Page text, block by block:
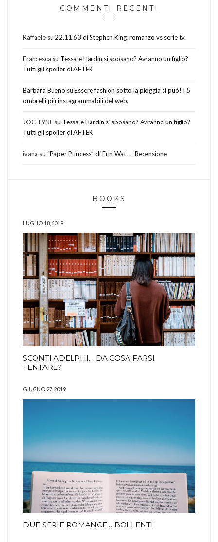
COMMENTI RECENTI
Raffaele su 22.11.63 di Stephen King: romanzo vs serie tv.
Francesca su Tessa e Hardin si sposano? Avranno un figlio?
Tutti gli spoiler di AFTER
Barbara Bueno su Essere fashion sotto la pioggia si può! I 5
ombrelli più instagrammabili del web.
JOCELYNE su Tessa e Hardin si sposano? Avranno un figlio?
Tutti gli spoiler di AFTER
ivana su “Paper Princess” di Erin Watt – Recensione
BOOKS
LUGLIO 18, 2019
SCONTI ADELPHI… DA COSA FARSI
TENTARE?
GIUGNO 27, 2019
DUE SERIE ROMANCE… BOLLENTI